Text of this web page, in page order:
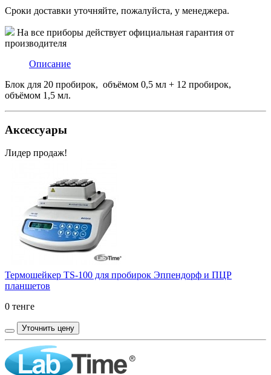
Сроки доставки уточняйте, пожалуйста, у менеджера.
На все приборы действует официальная гарантия от
производителя
Описание
Блок для 20 пробирок, объёмом 0,5 мл + 12 пробирок,
объёмом 1,5 мл.
Аксессуары
Лидер продаж!
Термошейкер TS-100 для пробирок Эппендорф и ПЦР
планшетов
0 тенге
Уточнить цену